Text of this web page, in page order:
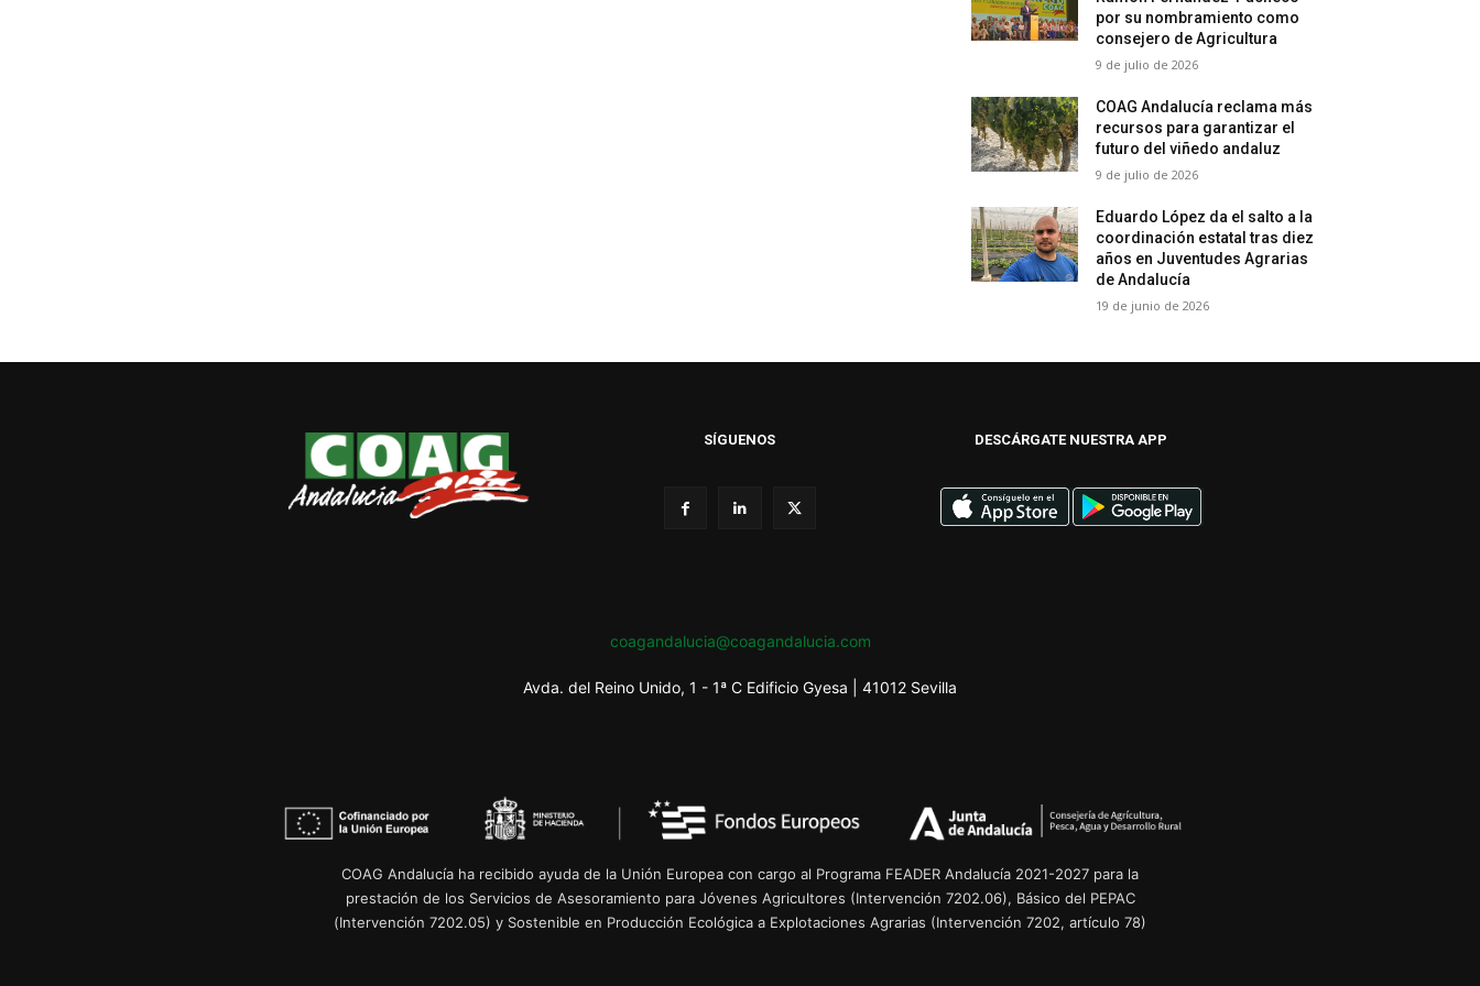
por su nombramiento como
consejero de Agricultura
9 de julio de 2026
COAG Andalucía reclama más
recursos para garantizar el
futuro del viñedo andaluz
9 de julio de 2026
Eduardo López da el salto a la
coordinación estatal tras diez
años en Juventudes Agrarias
de Andalucía
19 de junio de 2026
SÍGUENOS DESCÁRGATE NUESTRA APP
coagandalucia@coagandalucia.com
Avda. del Reino Unido, 1 - 1ª C Edificio Gyesa | 41012 Sevilla
COAG Andalucía ha recibido ayuda de la Unión Europea con cargo al Programa FEADER Andalucía 2021-2027 para la
prestación de los Servicios de Asesoramiento para Jóvenes Agricultores (Intervención 7202.06), Básico del PEPAC
(Intervención 7202.05) y Sostenible en Producción Ecológica a Explotaciones Agrarias (Intervención 7202, artículo 78)